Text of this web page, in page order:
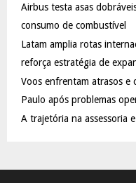
r
:
Airbus testa asas
consumo de combustível
Latam amplia rotas
reforça estratégia de
Voos enfrentam atrasos e
Paulo após problemas
A trajetória na assessoria